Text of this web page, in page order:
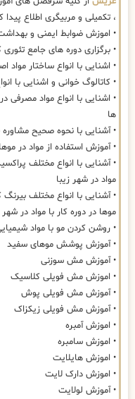
، تکمیلی و مربیگری اطلاع پیدا
• اموزش ضوابط ایمنی و
• برگزاری دوره های جامع تئوری
• اشنایی با انواع ساختار
• کاتالوگ خوانی و اشنایی با
• اشنایی با انواع مواد مصرفی
ها
• آشنایی با نحوه صحیح
• آموزش استفاده از مواد در
• آشنایی با انواع مختلف
مواد در شهر زیبا
• آشنایی با انواع مختلف بیرنگ
موها در دوره کار با مواد در شهر
• روشن کردن مو با مواد
• آموزش پوشش موهای سفید
• آموزش مش سوزنی
• اموزش مش فویلی کلاسیک
• آموزش مش فویلی پوش
• آموزش مش فویلی زیکزاک
• اموزش آمبره
• اموزش سامبره
• اموزش هایلایت
• اموزش دارک لایت
• آموزش لولایت